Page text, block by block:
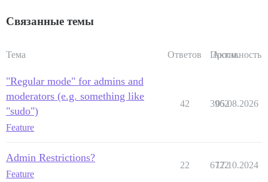
Связанные темы
Тема Ответов Просм.
Активность
"Regular mode" for admins and
moderators (e.g. something like
"sudo")
Feature
42 3962
05.08.2026
Admin Restrictions?
Feature
22 6722
17.10.2024